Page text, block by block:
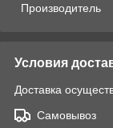
Производитель
Условия
Доставка
Самовывоз